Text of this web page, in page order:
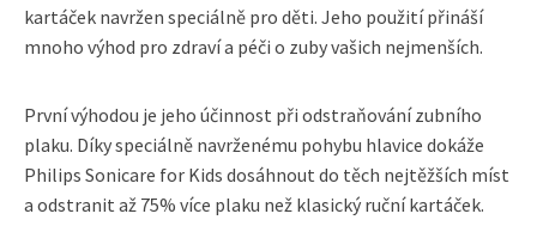
kartáček navržen speciálně pro děti. Jeho použití přináší
mnoho výhod pro zdraví a péči o zuby vašich nejmenších.
První výhodou je jeho účinnost při odstraňování zubního
plaku. Díky speciálně navrženému pohybu hlavice dokáže
Philips Sonicare for Kids dosáhnout do těch nejtěžších míst
a odstranit až 75% více plaku než klasický ruční kartáček.